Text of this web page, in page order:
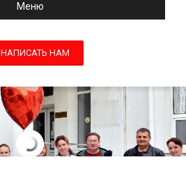
Меню
НАПИСАТЬ НАМ